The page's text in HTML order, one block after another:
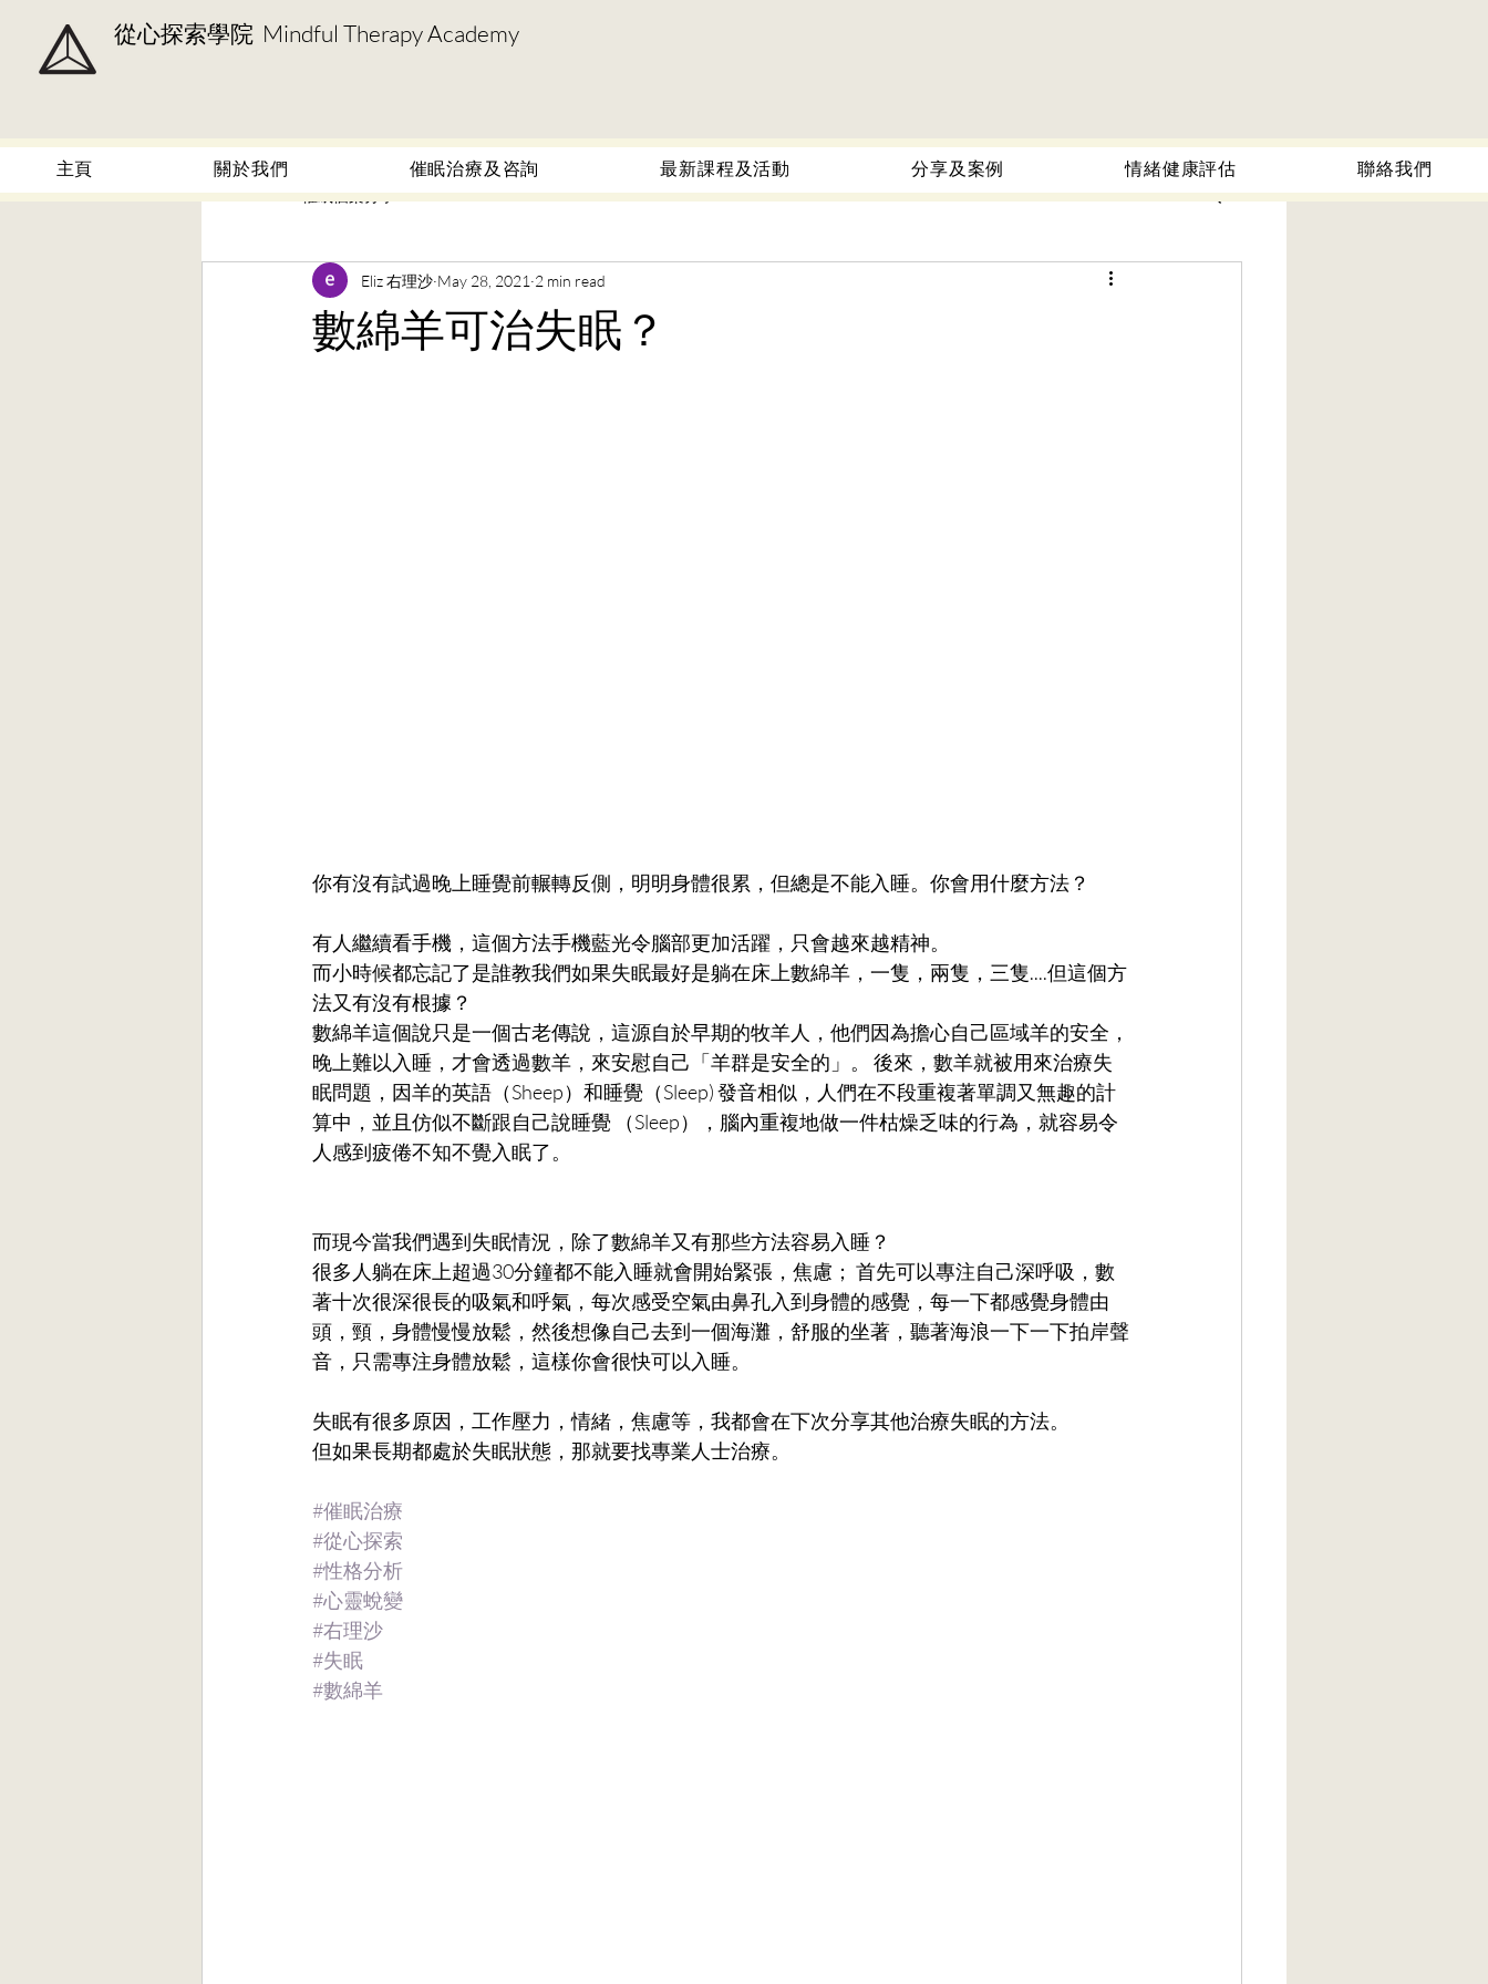
從心探索學院 Mindful Therapy Academy
主頁 關於我們 催眠治療及咨詢 最新課程及活動 分享及案例 情緒健康評估 聯絡我們
All Posts 催眠個案分享 MBTI
數綿羊可治失眠？
Eliz 右理沙 May 28, 2021 2 min read
你有沒有試過晚上睡覺前輾轉反側，明明身體很累，但總是不能入睡。你會用什麼方法？
有人繼續看手機，這個方法手機藍光令腦部更加活躍，只會越來越精神。
而小時候都忘記了是誰教我們如果失眠最好是躺在床上數綿羊，一隻，兩隻，三隻....但這個方
法又有沒有根據？
數綿羊這個說只是一個古老傳說，這源自於早期的牧羊人，他們因為擔心自己區域羊的安全，
晚上難以入睡，才會透過數羊，來安慰自己「羊群是安全的」。 後來，數羊就被用來治療失
眠問題，因羊的英語（Sheep）和睡覺（Sleep) 發音相似，人們在不段重複著單調又無趣的計
算中，並且仿似不斷跟自己說睡覺 （Sleep），腦內重複地做一件枯燥乏味的行為，就容易令
人感到疲倦不知不覺入眠了。
而現今當我們遇到失眠情況，除了數綿羊又有那些方法容易入睡？
很多人躺在床上超過30分鐘都不能入睡就會開始緊張，焦慮； 首先可以專注自己深呼吸，數
著十次很深很長的吸氣和呼氣，每次感受空氣由鼻孔入到身體的感覺，每一下都感覺身體由
頭，頸，身體慢慢放鬆，然後想像自己去到一個海灘，舒服的坐著，聽著海浪一下一下拍岸聲
音，只需專注身體放鬆，這樣你會很快可以入睡。
失眠有很多原因，工作壓力，情緒，焦慮等，我都會在下次分享其他治療失眠的方法。
但如果長期都處於失眠狀態，那就要找專業人士治療。
#催眠治療
#從心探索
#性格分析
#心靈蛻變
#右理沙
#失眠
#數綿羊